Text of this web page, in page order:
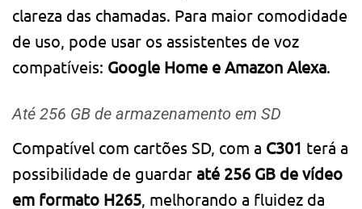
clareza das chamadas. Para maior comodidade
de uso, pode usar os assistentes de voz
compatíveis: Google Home e Amazon Alexa.
Até 256 GB de armazenamento em SD
Compatível com cartões SD, com a C301 terá a
possibilidade de guardar até 256 GB de vídeo
em formato H265 , melhorando a fluidez da